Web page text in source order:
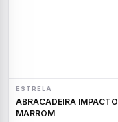
ESTRELA
ABRACADEIRA IMPACTO 1"
MARROM